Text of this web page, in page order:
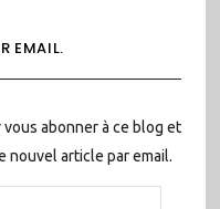
EMAIL.
abonner à ce blog et
nouvel article par email.